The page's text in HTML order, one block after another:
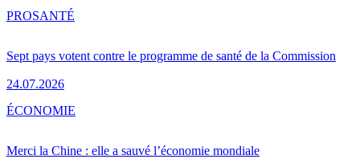
Sept pays votent contre le programme de santé de la Commission
24.07.2026
PROSANTÉ
Merci la Chine : elle a sauvé l’économie mondiale
ÉCONOMIE